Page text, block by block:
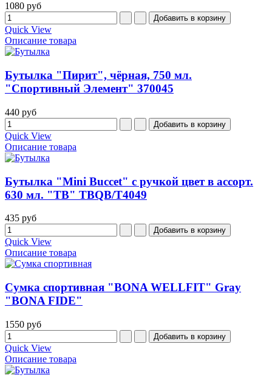
1080 руб
Quick View
Описание товара
Бутылка "Пирит", чёрная, 750 мл.
"Спортивный Элемент" 370045
440 руб
Quick View
Описание товара
Бутылка "Mini Buccet" с ручкой цвет в ассорт.
630 мл. "TB" TBQB/T4049
435 руб
Quick View
Описание товара
Сумка спортивная "BONA WELLFIT" Gray
"BONA FIDE"
1550 руб
Quick View
Описание товара